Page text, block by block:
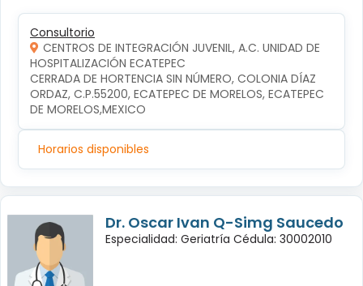
Consultorio
CENTROS DE INTEGRACIÓN JUVENIL, A.C. UNIDAD DE
HOSPITALIZACIÓN ECATEPEC
CERRADA DE HORTENCIA SIN NÚMERO, COLONIA DÍAZ
ORDAZ, C.P.55200, ECATEPEC DE MORELOS, ECATEPEC
DE MORELOS,MEXICO
Horarios disponibles
Dr. Oscar Ivan Q-Simg Saucedo
Especialidad: Geriatría Cédula: 30002010